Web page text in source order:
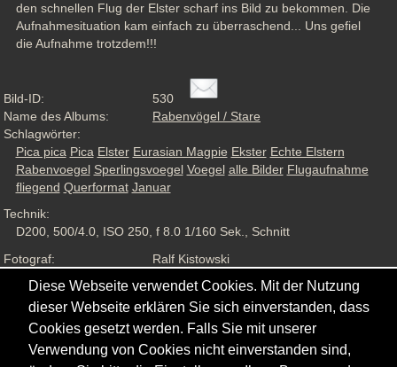
den schnellen Flug der Elster scharf ins Bild zu bekommen. Die
Aufnahmesituation kam einfach zu überraschend... Uns gefiel
die Aufnahme trotzdem!!!
Bild-ID:
530
Name des Albums:
Rabenvögel / Stare
Schlagwörter:
Pica pica Pica Elster Eurasian Magpie Ekster Echte Elstern
Rabenvoegel Sperlingsvoegel Voegel alle Bilder Flugaufnahme
fliegend Querformat Januar
Technik:
D200, 500/4.0, ISO 250, f 8.0 1/160 Sek., Schnitt
Fotograf:
Ralf Kistowski
Ansichten:
918
Diese Webseite verwendet Cookies. Mit der Nutzung
dieser Webseite erklären Sie sich einverstanden, dass
Cookies gesetzt werden. Falls Sie mit unserer
Verwendung von Cookies nicht einverstanden sind,